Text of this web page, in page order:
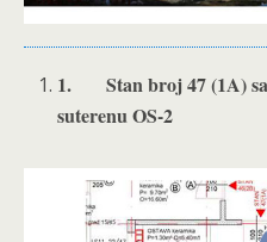
1.Stan broj 47 (1A)
suterenu OS-2